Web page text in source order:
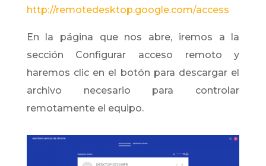
http://remotedesktop.google.com/access
En la página que nos abre, iremos a la
sección Configurar acceso remoto y
haremos clic en el botón para descargar el
archivo necesario para controlar
remotamente el equipo.